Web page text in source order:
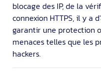
blocage des IP, de la
connexion HTTPS, il y a
garantir une protection
menaces telles que les
hackers.